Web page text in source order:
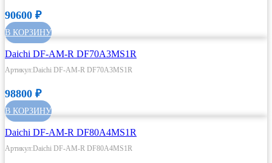
90600 ₽
В КОРЗИНУ
Daichi DF-AM-R DF70A3MS1R
Артикул:Daichi DF-AM-R DF70A3MS1R
98800 ₽
В КОРЗИНУ
Daichi DF-AM-R DF80A4MS1R
Артикул:Daichi DF-AM-R DF80A4MS1R